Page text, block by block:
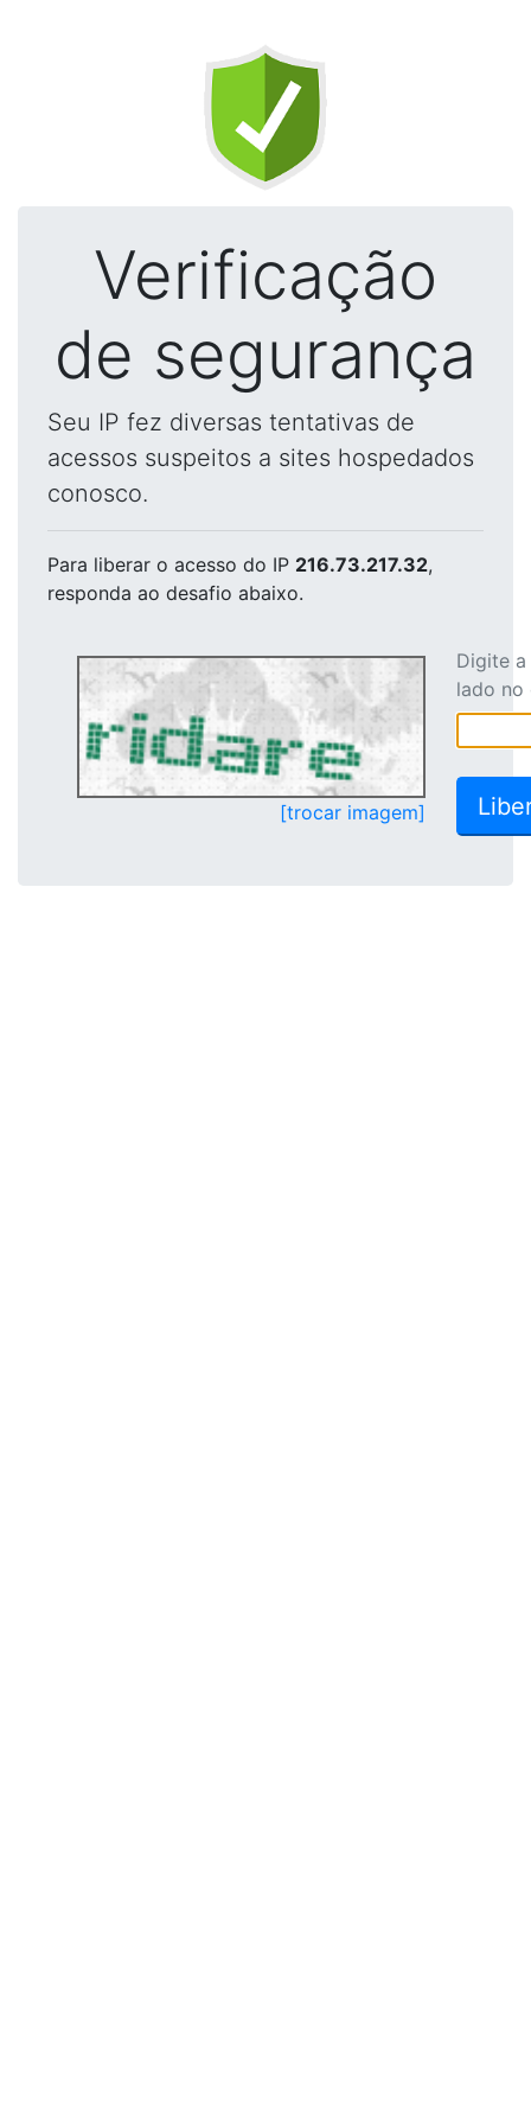
Verificação
de segurança
Seu IP fez diversas tentativas de
acessos suspeitos a sites hospedados
conosco.
Para liberar o acesso do IP 216.73.217.32,
responda ao desafio abaixo.
[trocar imagem]
Digite
lado no